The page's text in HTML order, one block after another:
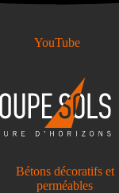
YouTube
Bétons décoratifs et
perméables